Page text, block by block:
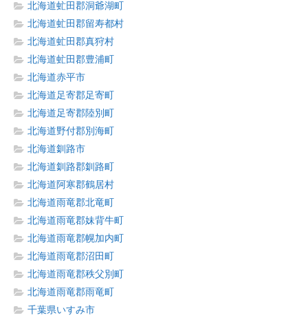
北海道虻田郡洞爺湖町
北海道虻田郡留寿都村
北海道虻田郡真狩村
北海道虻田郡豊浦町
北海道赤平市
北海道足寄郡足寄町
北海道足寄郡陸別町
北海道野付郡別海町
北海道釧路市
北海道釧路郡釧路町
北海道阿寒郡鶴居村
北海道雨竜郡北竜町
北海道雨竜郡妹背牛町
北海道雨竜郡幌加内町
北海道雨竜郡沼田町
北海道雨竜郡秩父別町
北海道雨竜郡雨竜町
千葉県いすみ市